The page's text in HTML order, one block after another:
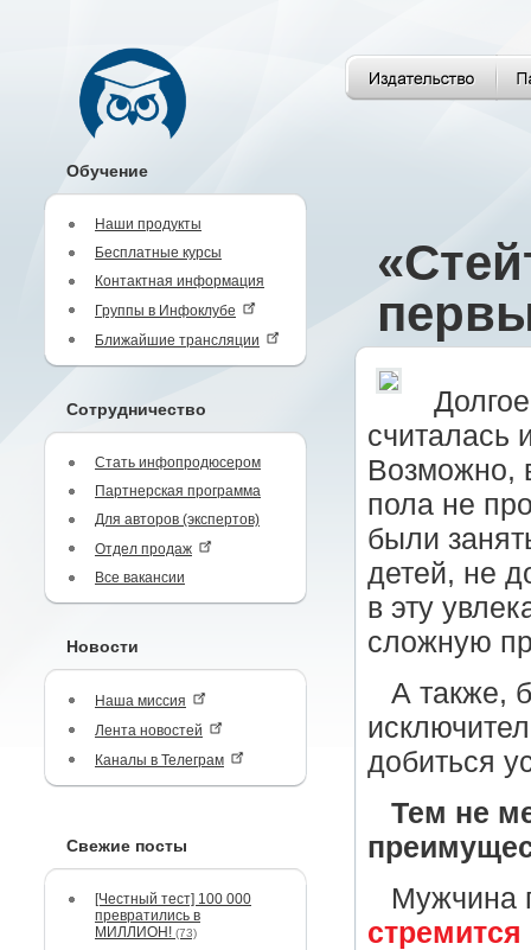
Обучение
Наши продукты
Бесплатные курсы
Контактная информация
Группы в Инфоклубе
Ближайшие трансляции
Сотрудничество
Стать инфопродюсером
Партнерская программа
Для авторов (экспертов)
Отдел продаж
Все вакансии
Новости
Наша миссия
Лента новостей
Каналы в Телеграм
Свежие посты
[Честный тест] 100 000
превратились в
МИЛЛИОН! (73)
считалась
Возможно,
пола не
были
детей, не
в эту
сложную
А также,
добиться
Тем не
Мужчина
стремится